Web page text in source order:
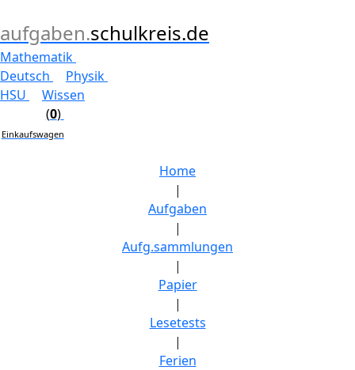
aufgaben.schulkreis.de
Mathematik
Deutsch
Physik
HSU
Wissen
(0)
Einkaufswagen
Home
|
Aufgaben
|
Aufg.sammlungen
|
Papier
|
Lesetests
|
Ferien